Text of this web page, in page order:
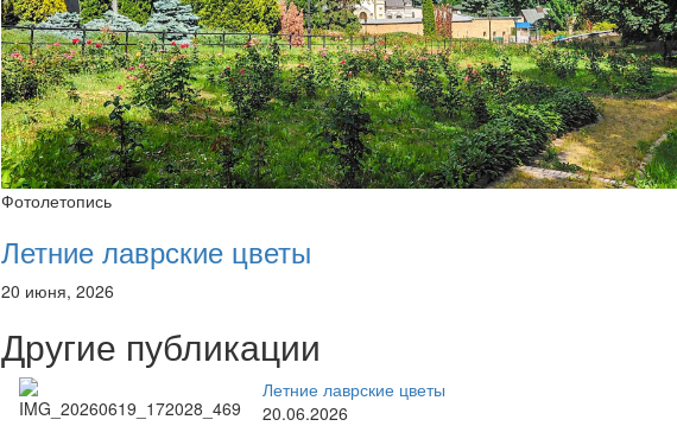
Фотолетопись
Летние лаврские цветы
20 июня, 2026
Другие публикации
Летние лаврские цветы
20.06.2026